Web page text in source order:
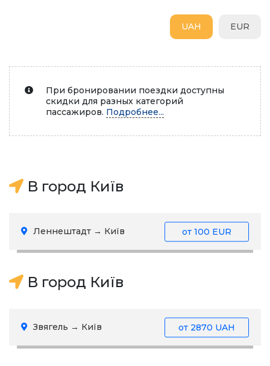
EUR
UAH
При бронировании поездки доступны
скидки для разных категорий
пассажиров. Подробнее...
В город Київ
Леннештадт → Київ от 100 EUR
В город Київ
Звягель → Київ от 2870 UAH